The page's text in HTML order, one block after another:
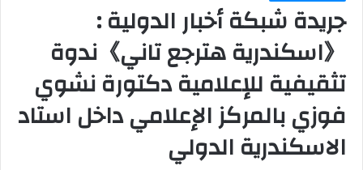
جريدة شبكة أخبار الدولية :
《اسكندرية هترجع تاني》ندوة
تثقيفية للإعلامية دكتورة نشوي
فوزي بالمركز الإعلامي داخل استاد
الاسكندرية الدولي